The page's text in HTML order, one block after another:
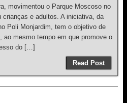
movimentou o Parque Moscoso no
crianças e adultos. A iniciativa, da
Poli Monjardim, tem o objetivo de
ao mesmo tempo em que promove o
do […]
Read Post